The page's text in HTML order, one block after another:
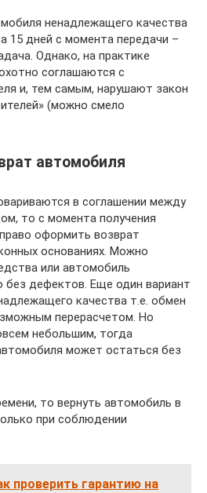
ненадлежащего качества
15 дней с момента передачи –
Однако, на практике
соглашаются с
и, тем самым, нарушают закон
(можно смело
автомобиля
в соглашении между
то с момента получения
оформить возврат
основаниях. Можно
или автомобиль
без дефектов. Еще один вариант
качества т.е. обмен
перерасчетом. Но
небольшим, тогда
может остаться без
то вернуть автомобиль в
при соблюдении
проверить гарантию на